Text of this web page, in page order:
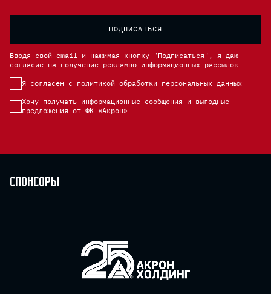
ПОДПИСАТЬСЯ
Вводя свой email и нажимая кнопку "Подписаться", я даю
согласие на получение рекламно-информационных рассылок
Я согласен с политикой обработки персональных данных
Хочу получать информационные сообщения и выгодные
предложения от ФК «Акрон»
Спонсоры